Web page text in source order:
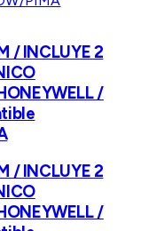
/ INCLUYE 2
/
/ INCLUYE 2
/